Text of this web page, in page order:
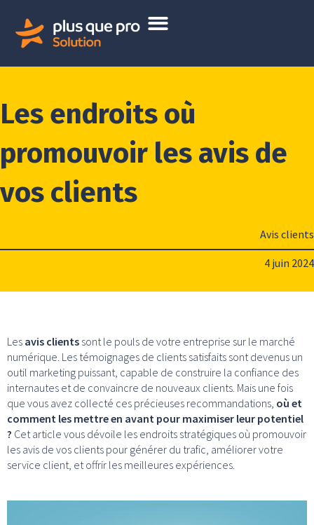
Les endroits où
promouvoir les avis de
vos clients
Avis clients
4 juin 2024
Les avis clients sont le pouls de votre entreprise sur le marché
numérique. Les témoignages de clients satisfaits sont devenus un
outil marketing puissant, capable de construire la confiance des
internautes et de convaincre de nouveaux clients. Mais une fois
que vous avez collecté ces précieuses recommandations, où et
comment les mettre en avant pour maximiser leur potentiel
? Cet article vous dévoile les endroits stratégiques où promouvoir
les avis de vos clients pour générer du trafic, améliorer votre
service client, et offrir les meilleures expériences.